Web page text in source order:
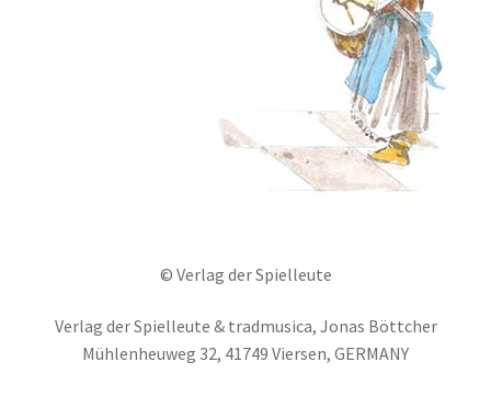
© Verlag der Spielleute
Verlag der Spielleute & tradmusica, Jonas Böttcher
Mühlenheuweg 32, 41749 Viersen, GERMANY